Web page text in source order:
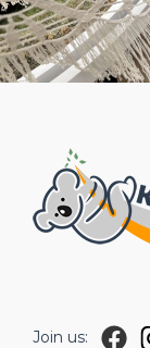
Join us: